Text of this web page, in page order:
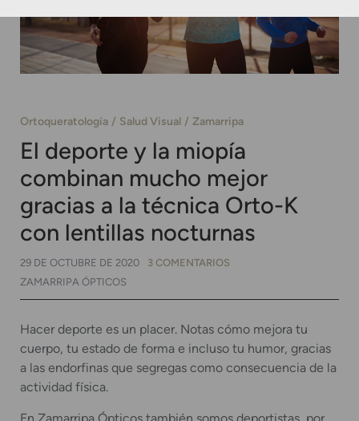
Ortoqueratología Salud Visual Zamarripa
El deporte y la miopía
combinan mucho mejor
gracias a la técnica Orto-K
con lentillas nocturnas
29 DE OCTUBRE DE 2020
3 COMENTARIOS
ZAMARRIPA ÓPTICOS
Hacer deporte es un placer. Notas cómo mejora tu
cuerpo, tu estado de forma e incluso tu humor, gracias
a las endorfinas que segregas como consecuencia de la
actividad física.